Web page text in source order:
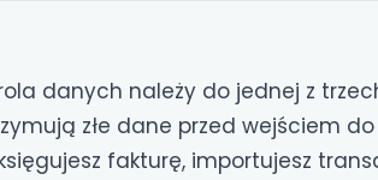
danych należy do jednej z
złe dane przed wejściem
fakturę, importujesz